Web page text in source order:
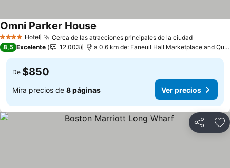
4 EstrellasHotel Cerca de las atracciones principales de la ciudadVer
Omni Parker House
8,5 Excelente 12.003 a 0.6 km de: Faneuil Hall Marketplace and
De $850
Mira precios de 8 páginas Ver precios
Compartir